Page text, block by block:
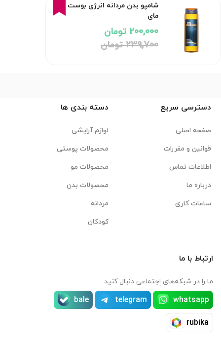
شامپو بدن مردانه انرژی بوست
مای
200,000 تومان
239,700 تومان
دسترسی سریع
صفحه اصلی
قوانین و مقررات
اطلاعات تماس
درباره ما
ساعات کاری
دسته بندی ها
لوازم آرایشی
محصولات پوستی
محصولات مو
محصولات بدن
مردانه
کودکان
ارتباط با ما
ما را در شبکه‌های اجتماعی دنبال کنید
whatsapp
telegram
bale
rubika